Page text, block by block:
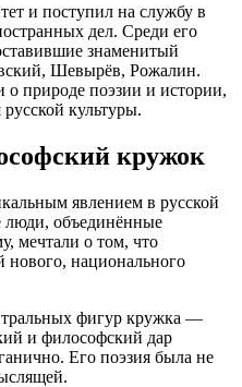
и поступил на службу в
дел. Среди его
знаменитый
Шевырёв, Рожалин.
природе поэзии и истории,
культуры.
кружок
явлением в русской
люди, объединённые
мечтали о том, что
нового, национального
фигур кружка —
и философский дар
Его поэзия была не